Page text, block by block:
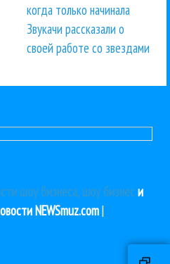
когда только начинала
Звукачи рассказали о
своей работе со звездами
шоу бизнеса, шоу бизнеси
NEWSmuz.com|